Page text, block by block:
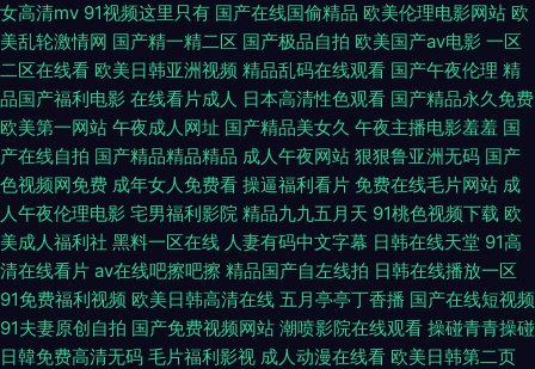
碰69 91国产丝袜播放菊 香蕉狼人AV成人AV 激情福利舞夜 91九色在线 亚洲
激情自拍 免费一级淫片A片 www日本色 亚洲青草依依 久久天天射天天综合
成人TV午夜福利 影音先锋色天堂 日本成人三级a片 豆花97在线视频 制服诱
惑深爱网 日韩一级A片 福利视频试看120秒 91乱子伦国产乱子 五月天av网
18禁超级黄污网站 国产精品久久精品 天天搞天天弄天天要 海角社区av在线
91网友偷拍视频 色五月天婷婷 欧美69视一级A片 欧美看看二区 涩涩爱影音
女高清mv 91视频这里只有 国产在线国偷精品 欧美伦理电影网站 欧
美乱轮激情网 国产精一精二区 国产极品自拍 欧美国产aⅴ电影 一区
二区在线看 欧美日韩亚洲视频 精品乱码在线观看 国产午夜伦理 精
品国产福利电影 在线看片成人 日本高清性色观看 国产精品永久免费
欧美第一网站 午夜成人网址 国产精品美女久 午夜主播电影羞羞 国
产在线自拍 国产精品精品精品 成人午夜网站 狠狠鲁亚洲无码 国产
色视频网免费 成年女人免费看 操逼福利看片 免费在线毛片网站 成
人午夜伦理电影 宅男福利影院 精品九九五月天 91桃色视频下载 欧
美成人福利社 黑料一区在线 人妻有码中文字幕 日韩在线天堂 91高
清在线看片 av在线吧擦吧擦 精品国产自左线拍 日韩在线播放一区
91免费福利视频 欧美日韩高清在线 五月亭亭丁香播 国产在线短视频
91夫妻原创自拍 国产免费视频网站 潮喷影院在线观看 操碰青青操碰
日韓免费高清无码 毛片福利影视 成人动漫在线看 欧美日韩第二页